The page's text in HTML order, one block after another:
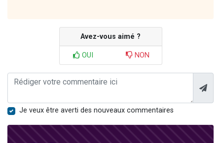
Avez-vous aimé ?
OUI NON
Je veux être averti des nouveaux commentaires